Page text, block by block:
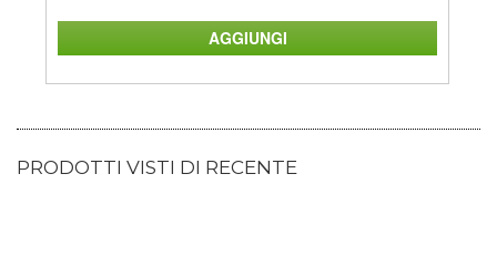
PRODOTTI VISTI DI RECENTE